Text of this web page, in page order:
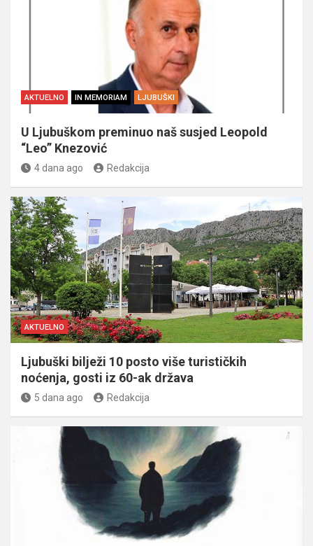
AKTUELNO IN MEMORIAM LJUBUŠKI
U Ljubuškom preminuo naš susjed Leopold
“Leo” Knezović
4 dana ago Redakcija
AKTUELNO
Ljubuški bilježi 10 posto više turističkih
noćenja, gosti iz 60-ak država
5 dana ago Redakcija